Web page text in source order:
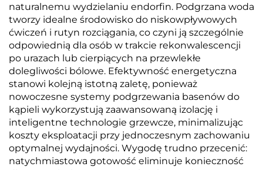
naturalnemu wydzielaniu endorfin. Podgrzana woda
tworzy idealne środowisko do niskowpływowych
ćwiczeń i rutyn rozciągania, co czyni ją szczególnie
odpowiednią dla osób w trakcie rekonwalescencji
po urazach lub cierpiących na przewlekłe
dolegliwości bólowe. Efektywność energetyczna
stanowi kolejną istotną zaletę, ponieważ
nowoczesne systemy podgrzewania basenów do
kąpieli wykorzystują zaawansowaną izolację i
inteligentne technologie grzewcze, minimalizując
koszty eksploatacji przy jednoczesnym zachowaniu
optymalnej wydajności. Wygodę trudno przecenić:
natychmiastowa gotowość eliminuje konieczność